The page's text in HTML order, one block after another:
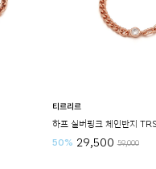
티르리르
하프 실버핑크 체인반지
50% 29,500 59,000